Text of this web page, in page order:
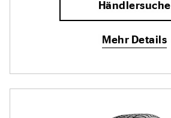
Händlersuche
Mehr Details